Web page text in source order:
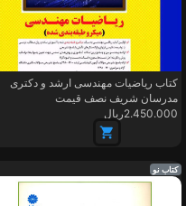
کتاب ریاضیات مهندسی ارشد و دکتری
مدرسان شریف نصف قیمت
2.450.000ریال
کتاب نو